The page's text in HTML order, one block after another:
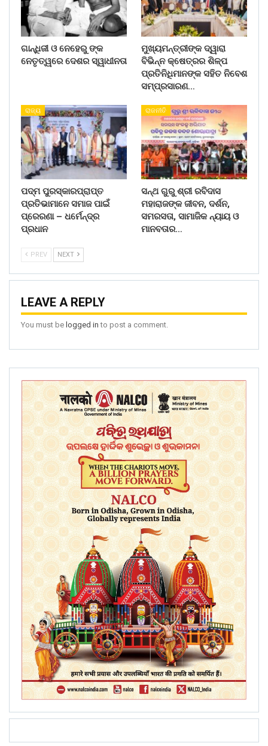
ଗାନ୍ଧିଜୀ ଓ ନେହେରୁ ଙ୍କ
ନେତୃତ୍ୱରେ ଦେଶର ସ୍ୱାଧୀନତା
ମୁଖ୍ୟମନ୍ତ୍ରୀଙ୍କ ଦ୍ୱାରା
ବିଭିନ୍ନ କ୍ଷେତ୍ରର ଶିଳ୍ପ
ପ୍ରତିନିଧିମାନଙ୍କ ସହିତ ନିବେଶ
ସମ୍ପ୍ରସାରଣ…
ରାଜ୍ୟ
ପଦ୍ମ ପୁରସ୍କାରପ୍ରାପ୍ତ
ପ୍ରତିଭାମାନେ ସମାଜ ପାଇଁ
ପ୍ରେରଣା – ଧର୍ମେନ୍ଦ୍ର
ପ୍ରଧାନ
ରାଜନୀତି
ସନ୍ଥ ଗୁରୁ ଶ୍ରୀ ରବିଦାସ
ମହାରାଜଙ୍କ ଜୀବନ, ଦର୍ଶନ,
ସମରସତା, ସାମାଜିକ ନ୍ୟାୟ ଓ
ମାନବତାର…
PREV NEXT
LEAVE A REPLY
You must be logged in to post a comment.